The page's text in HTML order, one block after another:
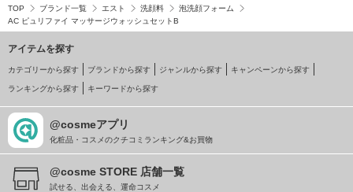
TOP ブランド一覧 エスト 洗顔料
泡洗顔フォーム
AC ピュリファイ マッサージウォッシュセットB
アイテムを探す
カテゴリーから探す ブランドから探す ジャンルから探す キャンペーンから探す
ランキングから探す キーワードから探す
@cosmeアプリ
化粧品・コスメのクチコミランキング&お買物
@cosme STORE 店舗一覧
試せる、出会える、運命コスメ